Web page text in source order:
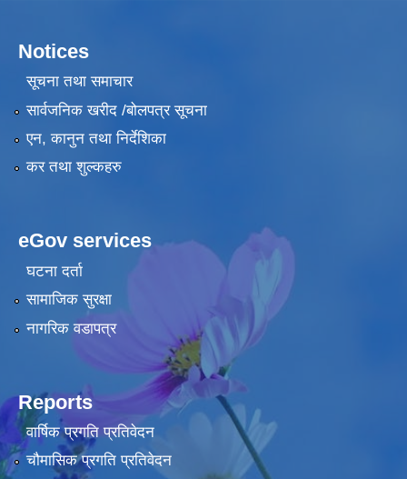
Notices
सूचना तथा समाचार
सार्वजनिक खरीद /बोलपत्र सूचना
एन, कानुन तथा निर्देशिका
कर तथा शुल्कहरु
eGov services
घटना दर्ता
सामाजिक सुरक्षा
नागरिक वडापत्र
Reports
वार्षिक प्रगति प्रतिवेदन
चौमासिक प्रगति प्रतिवेदन